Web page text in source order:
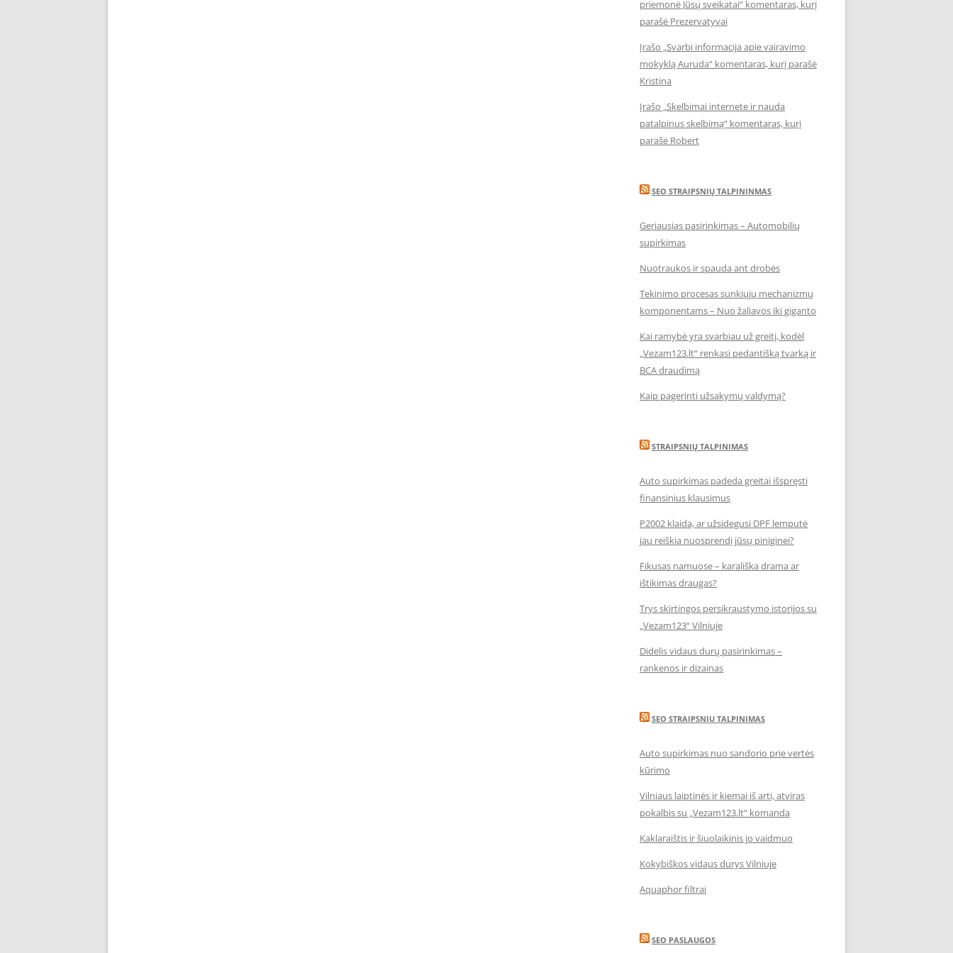
priemonė Jūsų sveikatai“ komentaras, kurį
parašė Prezervatyvai
Įrašo „Svarbi informacija apie vairavimo
mokyklą Auruda“ komentaras, kurį parašė
Kristina
Įrašo „Skelbimai internete ir nauda
patalpinus skelbimą“ komentaras, kurį
parašė Robert
SEO STRAIPSNIŲ TALPININMAS
Geriausias pasirinkimas – Automobilių
supirkimas
Nuotraukos ir spauda ant drobės
Tekinimo procesas sunkiųjų mechanizmų
komponentams – Nuo žaliavos iki giganto
Kai ramybė yra svarbiau už greitį, kodėl
„Vezam123.lt“ renkasi pedantišką tvarką ir
BCA draudimą
Kaip pagerinti užsakymų valdymą?
STRAIPSNIŲ TALPINIMAS
Auto supirkimas padeda greitai išspręsti
finansinius klausimus
P2002 klaida, ar užsidegusi DPF lemputė
jau reiškia nuosprendį jūsų piniginei?
Fikusas namuose – karališka drama ar
ištikimas draugas?
Trys skirtingos persikraustymo istorijos su
„Vezam123“ Vilniuje
Didelis vidaus durų pasirinkimas –
rankenos ir dizainas
SEO STRAIPSNIU TALPINIMAS
Auto supirkimas nuo sandorio prie vertės
kūrimo
Vilniaus laiptinės ir kiemai iš arti, atviras
pokalbis su „Vezam123.lt“ komanda
Kaklaraištis ir šiuolaikinis jo vaidmuo
Kokybiškos vidaus durys Vilniuje
Aquaphor filtrai
SEO PASLAUGOS